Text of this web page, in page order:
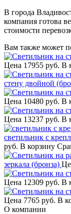
В города
компания готова
стоимости
Вам также может
Цена 17955 руб. В
стену двойной
Цена 10480 руб. В
Цена 13237 руб. В
светильник с
руб. В корзину
зеркала (бронза)
Цена 12309 руб. В
Цена 7765 руб. В
О компании